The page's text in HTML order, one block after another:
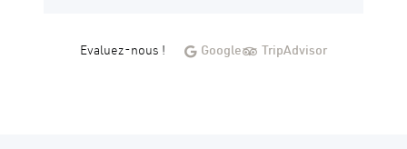
Evaluez-nous ! Google TripAdvisor